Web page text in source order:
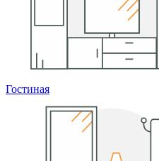
Гостиная